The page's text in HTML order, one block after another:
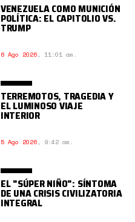
VENEZUELA COMO MUNICIÓN
POLÍTICA: EL CAPITOLIO VS.
TRUMP
6 Ago 2026, 11:01 am.
TERREMOTOS, TRAGEDIA Y
EL LUMINOSO VIAJE
INTERIOR
5 Ago 2026, 9:42 am.
EL "SÚPER NIÑO": SÍNTOMA
DE UNA CRISIS CIVILIZATORIA
INTEGRAL